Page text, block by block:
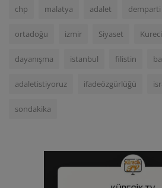
chp malatya adalet demparti
ortadoğu izmir Siyaset
dayanışma istanbul filistin
adaletistiyoruz ifadeözgürlüğü
sondakika